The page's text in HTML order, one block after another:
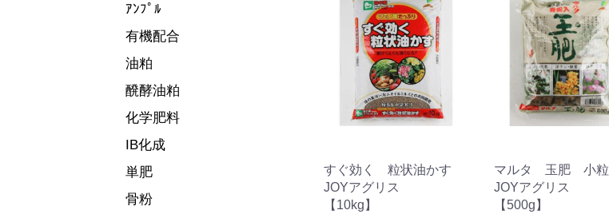
ｱﾝﾌﾟﾙ
有機配合
油粕
醗酵油粕
化学肥料
IB化成
単肥
骨粉
すぐ効く 粒状油かす
JOYアグリス
【10kg】
マルタ 玉肥 小粒
JOYアグリス
【500g】